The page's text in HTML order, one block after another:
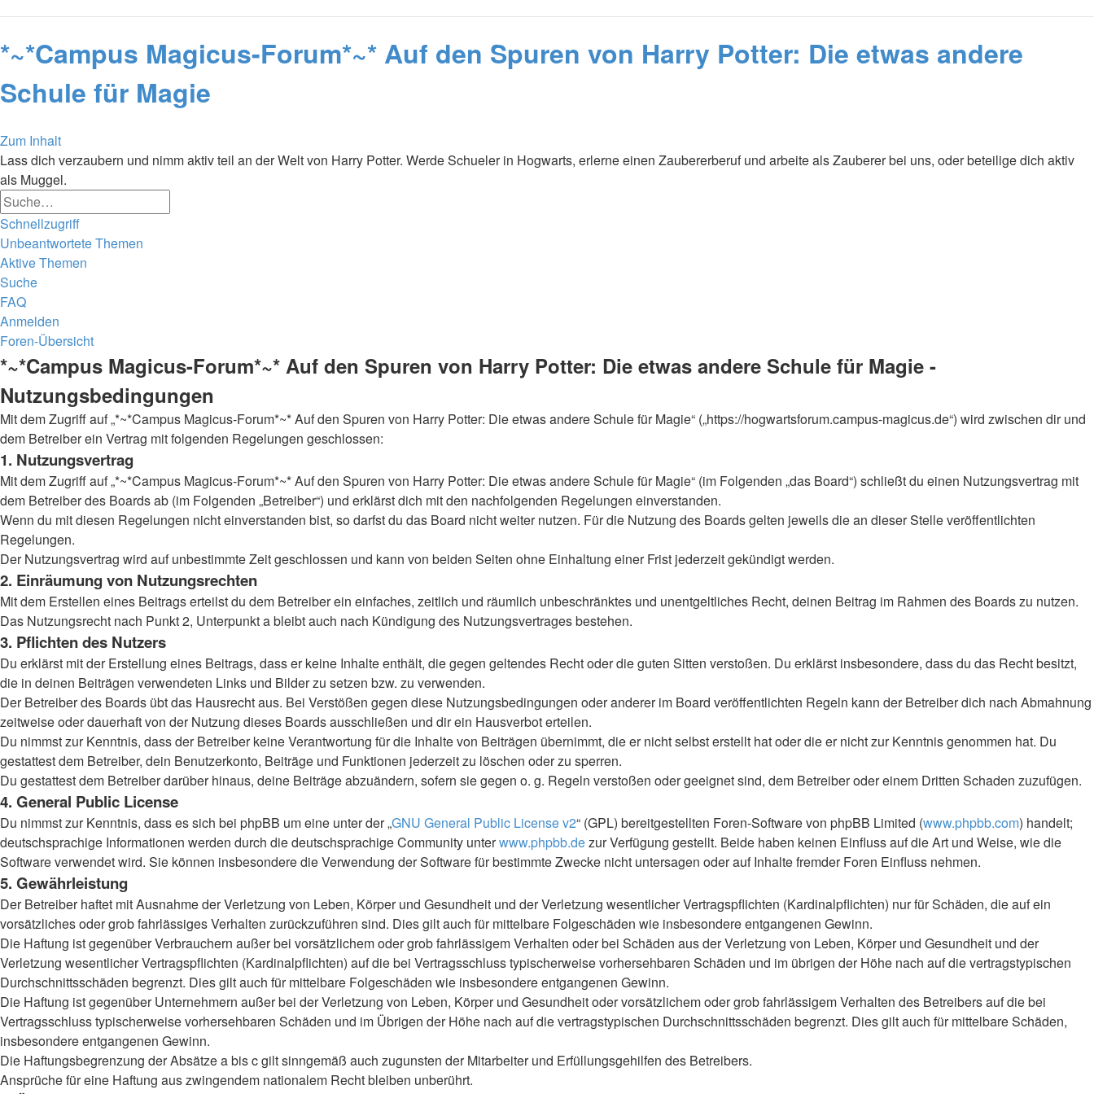
*~*Campus Magicus-Forum*~* Auf den Spuren von Harry Potter: Die etwas andere
Schule für Magie
Zum Inhalt
Lass dich verzaubern und nimm aktiv teil an der Welt von Harry Potter. Werde Schueler in Hogwarts, erlerne einen Zaubererberuf und arbeite als Zauberer bei uns, oder beteilige dich aktiv
als Muggel.
Schnellzugriff
Unbeantwortete Themen
Aktive Themen
Suche
FAQ
Anmelden
Foren-Übersicht
Suche
*~*Campus Magicus-Forum*~* Auf den Spuren von Harry Potter: Die etwas andere Schule für Magie -
Nutzungsbedingungen
Mit dem Zugriff auf „*~*Campus Magicus-Forum*~* Auf den Spuren von Harry Potter: Die etwas andere Schule für Magie“ („https://hogwartsforum.campus-magicus.de“) wird zwischen dir und
dem Betreiber ein Vertrag mit folgenden Regelungen geschlossen:
1. Nutzungsvertrag
Mit dem Zugriff auf „*~*Campus Magicus-Forum*~* Auf den Spuren von Harry Potter: Die etwas andere Schule für Magie“ (im Folgenden „das Board“) schließt du einen Nutzungsvertrag mit
dem Betreiber des Boards ab (im Folgenden „Betreiber“) und erklärst dich mit den nachfolgenden Regelungen einverstanden.
Wenn du mit diesen Regelungen nicht einverstanden bist, so darfst du das Board nicht weiter nutzen. Für die Nutzung des Boards gelten jeweils die an dieser Stelle veröffentlichten
Regelungen.
Der Nutzungsvertrag wird auf unbestimmte Zeit geschlossen und kann von beiden Seiten ohne Einhaltung einer Frist jederzeit gekündigt werden.
2. Einräumung von Nutzungsrechten
Mit dem Erstellen eines Beitrags erteilst du dem Betreiber ein einfaches, zeitlich und räumlich unbeschränktes und unentgeltliches Recht, deinen Beitrag im Rahmen des Boards zu nutzen.
Das Nutzungsrecht nach Punkt 2, Unterpunkt a bleibt auch nach Kündigung des Nutzungsvertrages bestehen.
3. Pflichten des Nutzers
Du erklärst mit der Erstellung eines Beitrags, dass er keine Inhalte enthält, die gegen geltendes Recht oder die guten Sitten verstoßen. Du erklärst insbesondere, dass du das Recht besitzt,
die in deinen Beiträgen verwendeten Links und Bilder zu setzen bzw. zu verwenden.
Der Betreiber des Boards übt das Hausrecht aus. Bei Verstößen gegen diese Nutzungsbedingungen oder anderer im Board veröffentlichten Regeln kann der Betreiber dich nach Abmahnung
zeitweise oder dauerhaft von der Nutzung dieses Boards ausschließen und dir ein Hausverbot erteilen.
Du nimmst zur Kenntnis, dass der Betreiber keine Verantwortung für die Inhalte von Beiträgen übernimmt, die er nicht selbst erstellt hat oder die er nicht zur Kenntnis genommen hat. Du
gestattest dem Betreiber, dein Benutzerkonto, Beiträge und Funktionen jederzeit zu löschen oder zu sperren.
Du gestattest dem Betreiber darüber hinaus, deine Beiträge abzuändern, sofern sie gegen o. g. Regeln verstoßen oder geeignet sind, dem Betreiber oder einem Dritten Schaden zuzufügen.
4. General Public License
Du nimmst zur Kenntnis, dass es sich bei phpBB um eine unter der „GNU General Public License v2“ (GPL) bereitgestellten Foren-Software von phpBB Limited (www.phpbb.com) handelt;
deutschsprachige Informationen werden durch die deutschsprachige Community unterwww.phpbb.dezur Verfügung gestellt. Beide haben keinen Einfluss auf die Art und Weise, wie die
Software verwendet wird. Sie können insbesondere die Verwendung der Software für bestimmte Zwecke nicht untersagen oder auf Inhalte fremder Foren Einfluss nehmen.
5. Gewährleistung
Der Betreiber haftet mit Ausnahme der Verletzung von Leben, Körper und Gesundheit und der Verletzung wesentlicher Vertragspflichten (Kardinalpflichten) nur für Schäden, die auf ein
vorsätzliches oder grob fahrlässiges Verhalten zurückzuführen sind. Dies gilt auch für mittelbare Folgeschäden wie insbesondere entgangenen Gewinn.
Die Haftung ist gegenüber Verbrauchern außer bei vorsätzlichem oder grob fahrlässigem Verhalten oder bei Schäden aus der Verletzung von Leben, Körper und Gesundheit und der
Verletzung wesentlicher Vertragspflichten (Kardinalpflichten) auf die bei Vertragsschluss typischerweise vorhersehbaren Schäden und im übrigen der Höhe nach auf die vertragstypischen
Durchschnittsschäden begrenzt. Dies gilt auch für mittelbare Folgeschäden wie insbesondere entgangenen Gewinn.
Die Haftung ist gegenüber Unternehmern außer bei der Verletzung von Leben, Körper und Gesundheit oder vorsätzlichem oder grob fahrlässigem Verhalten des Betreibers auf die bei
Vertragsschluss typischerweise vorhersehbaren Schäden und im Übrigen der Höhe nach auf die vertragstypischen Durchschnittsschäden begrenzt. Dies gilt auch für mittelbare Schäden,
insbesondere entgangenen Gewinn.
Die Haftungsbegrenzung der Absätze a bis c gilt sinngemäß auch zugunsten der Mitarbeiter und Erfüllungsgehilfen des Betreibers.
Ansprüche für eine Haftung aus zwingendem nationalem Recht bleiben unberührt.